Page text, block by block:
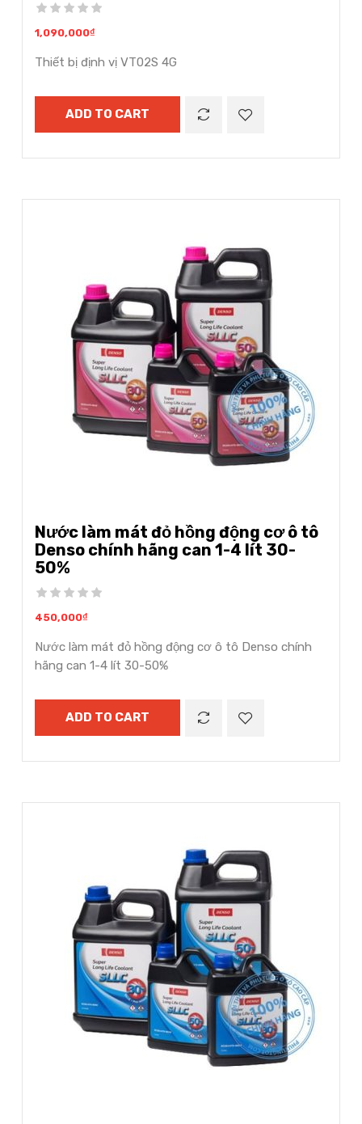
1,090,000₫
Thiết bị định vị VT02S 4G
ADD TO CART
Nước làm mát đỏ hồng động cơ ô tô
Denso chính hãng can 1-4 lít 30-
50%
450,000₫
Nước làm mát đỏ hồng động cơ ô tô Denso chính
hãng can 1-4 lít 30-50%
ADD TO CART